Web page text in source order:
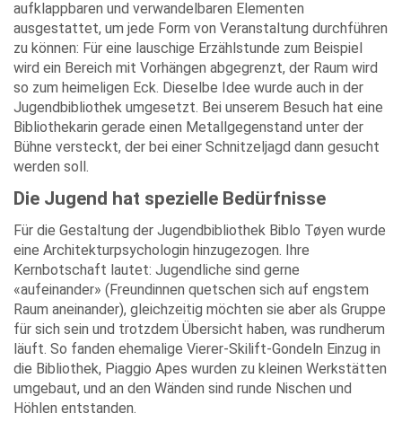
aufklappbaren und verwandelbaren Elementen
ausgestattet, um jede Form von Veranstaltung durchführen
zu können: Für eine lauschige Erzählstunde zum Beispiel
wird ein Bereich mit Vorhängen abgegrenzt, der Raum wird
so zum heimeligen Eck. Dieselbe Idee wurde auch in der
Jugendbibliothek umgesetzt. Bei unserem Besuch hat eine
Bibliothekarin gerade einen Metallgegenstand unter der
Bühne versteckt, der bei einer Schnitzeljagd dann gesucht
werden soll.
Die Jugend hat spezielle Bedürfnisse
Für die Gestaltung der Jugendbibliothek Biblo Tøyen wurde
eine Architekturpsychologin hinzugezogen. Ihre
Kernbotschaft lautet: Jugendliche sind gerne
«aufeinander» (Freundinnen quetschen sich auf engstem
Raum aneinander), gleichzeitig möchten sie aber als Gruppe
für sich sein und trotzdem Übersicht haben, was rundherum
läuft. So fanden ehemalige Vierer-Skilift-Gondeln Einzug in
die Bibliothek, Piaggio Apes wurden zu kleinen Werkstätten
umgebaut, und an den Wänden sind runde Nischen und
Höhlen entstanden.